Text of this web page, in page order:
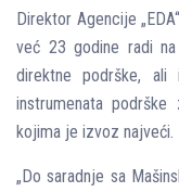
Direktor Agencije
već 23 godine radi
direktne podrške,
instrumenata
kojima je izvoz najveći.
„Do saradnje sa